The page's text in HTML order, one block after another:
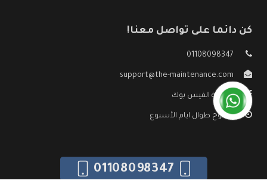
كن دائما على تواصل معنا!
01108098347
support@the-maintenance.com
صفحة الفيس بوك
مفتوح طوال ايام الأسبوع
01108098347